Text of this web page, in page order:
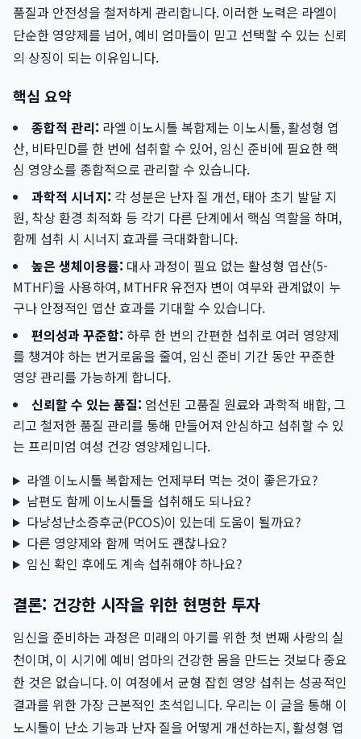
품질과 안전성을 철저하게 관리합니다. 이러한 노력은 라엘이
단순한 영양제를 넘어, 예비 엄마들이 믿고 선택할 수 있는 신뢰
의 상징이 되는 이유입니다.
핵심 요약
종합적 관리: 라엘 이노시톨 복합제는 이노시톨, 활성형 엽
산, 비타민D를 한 번에 섭취할 수 있어, 임신 준비에 필요한 핵
심 영양소를 종합적으로 관리할 수 있습니다.
과학적 시너지: 각 성분은 난자 질 개선, 태아 초기 발달 지
원, 착상 환경 최적화 등 각기 다른 단계에서 핵심 역할을 하며,
함께 섭취 시 시너지 효과를 극대화합니다.
높은 생체이용률: 대사 과정이 필요 없는 활성형 엽산(5-
MTHF)을 사용하여, MTHFR 유전자 변이 여부와 관계없이 누
구나 안정적인 엽산 효과를 기대할 수 있습니다.
편의성과 꾸준함: 하루 한 번의 간편한 섭취로 여러 영양제
를 챙겨야 하는 번거로움을 줄여, 임신 준비 기간 동안 꾸준한
영양 관리를 가능하게 합니다.
신뢰할 수 있는 품질: 엄선된 고품질 원료와 과학적 배합, 그
리고 철저한 품질 관리를 통해 만들어져 안심하고 섭취할 수 있
는 프리미엄 여성 건강 영양제입니다.
라엘 이노시톨 복합제는 언제부터 먹는 것이 좋은가요?
남편도 함께 이노시톨을 섭취해도 되나요?
다낭성난소증후군(PCOS)이 있는데 도움이 될까요?
다른 영양제와 함께 먹어도 괜찮나요?
임신 확인 후에도 계속 섭취해야 하나요?
결론: 건강한 시작을 위한 현명한 투자
임신을 준비하는 과정은 미래의 아기를 위한 첫 번째 사랑의 실
천이며, 이 시기에 예비 엄마의 건강한 몸을 만드는 것보다 중요
한 것은 없습니다. 이 여정에서 균형 잡힌 영양 섭취는 성공적인
결과를 위한 가장 근본적인 초석입니다. 우리는 이 글을 통해 이
노시톨이 난소 기능과 난자 질을 어떻게 개선하는지, 활성형 엽